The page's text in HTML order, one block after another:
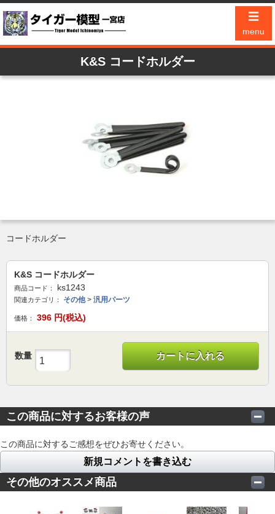
☰
menu
K&S コードホルダー
コードホルダー
K&S コードホルダー
商品コード： ks1243
関連カテゴリ： その他> 汎用パーツ
価格： 396 円(税込)
数量 カートに入れる
この商品に対するお客様の声
この商品に対するご感想をぜひお寄せください。
新規コメントを書き込む
その他のオススメ商品